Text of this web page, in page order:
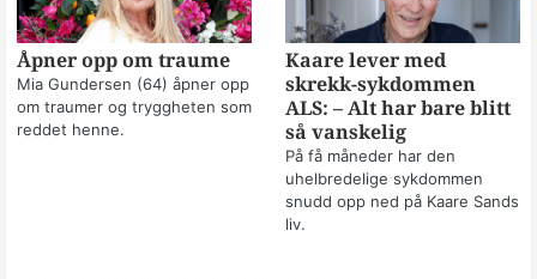
Åpner opp om traume
Mia Gundersen (64) åpner opp
om traumer og tryggheten som
reddet henne.
Kaare lever med
skrekk-sykdommen
ALS: – Alt har bare blitt
så vanskelig
På få måneder har den
uhelbredelige sykdommen
snudd opp ned på Kaare Sands
liv.